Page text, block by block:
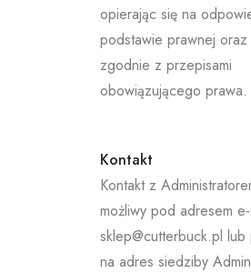
opierając się na
podstawie prawnej oraz
zgodnie z przepisami
obowiązującego prawa.
Kontakt
Kontakt z
możliwy pod adresem e-
sklep@cutterbuck.pl lub
na adres siedziby